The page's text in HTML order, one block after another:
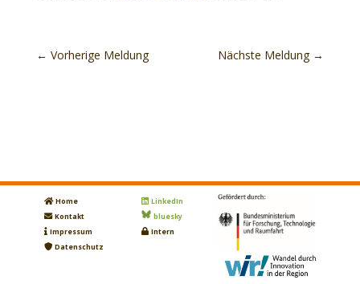
← Vorherige Meldung Nächste Meldung→
Home
Kontakt
Impressum
Datenschutz
LinkedIn
bluesky
Intern